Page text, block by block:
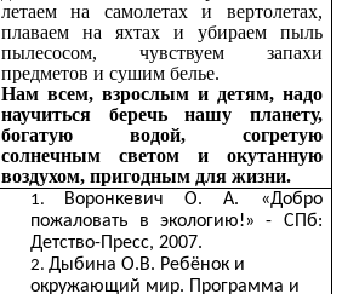
летаем на самолетах и вертолетах,
плаваем на яхтах и убираем пыль
пылесосом, чувствуем запахи
предметов и сушим белье.
Нам всем, взрослым и детям, надо
научиться беречь нашу планету,
богатую водой, согретую
солнечным светом и окутанную
воздухом, пригодным для жизни.
Воронкевич О. А. «Добро
пожаловать в экологию!» - СПб:
Детство-Пресс, 2007.
Дыбина О.В. Ребёнок и
окружающий мир. Программа и